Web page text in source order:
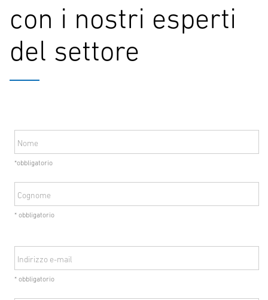
con i nostri esperti
del settore
Nome
*obbligatorio
Cognome
* obbligatorio
Indirizzo e-mail
* obbligatorio